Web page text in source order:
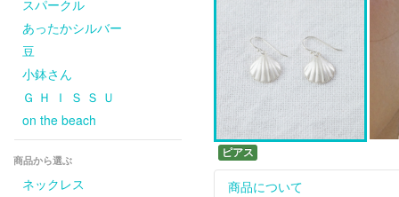
スパークル
あったかシルバー
豆
小鉢さん
Ｇ Ｈ Ｉ Ｓ Ｓ Ｕ
on the beach
商品から選ぶ
ネックレス
ピアス
商品について